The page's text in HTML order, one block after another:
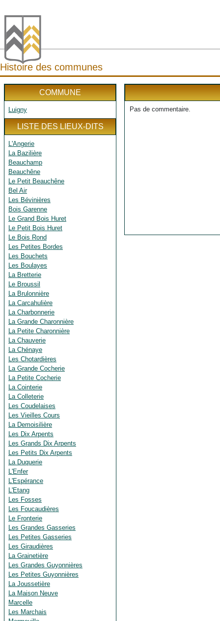
Histoire des communes
COMMUNE
Luigny
LISTE DES LIEUX-DITS
L'Angerie
La Bazilière
Beauchamp
Beauchêne
Le Petit Beauchêne
Bel Air
Les Bévinières
Bois Garenne
Le Grand Bois Huret
Le Petit Bois Huret
Le Bois Rond
Les Petites Bordes
Les Bouchets
Les Boulayes
La Bretterie
Le Broussil
La Brulonnière
La Carcahulière
La Charbonnerie
La Grande Charonnière
La Petite Charonnière
La Chauverie
La Chénaye
Les Chotardières
La Grande Cocherie
La Petite Cocherie
La Cointerie
La Colleterie
Les Coudelaises
Les Vieilles Cours
La Demoisilière
Les Dix Arpents
Les Grands Dix Arpents
Les Petits Dix Arpents
La Duquerie
L'Enfer
L'Espérance
L'Etang
Les Fosses
Les Foucaudières
Le Fronterie
Les Grandes Gasseries
Les Petites Gasseries
Les Giraudières
La Grainetière
Les Grandes Guyonnières
Les Petites Guyonnières
La Joussetière
La Maison Neuve
Marcelle
Les Marchais
Pas de commentaire.